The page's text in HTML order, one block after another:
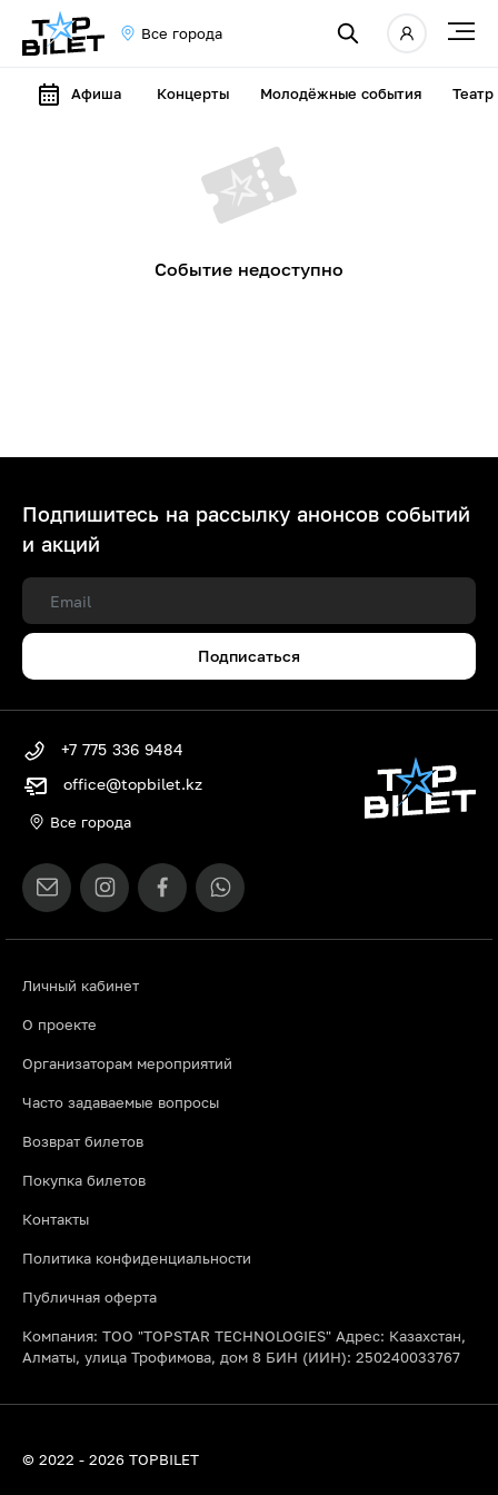
Все города
Афиша Концерты Молодёжные события Театр
Событие недоступно
Подпишитесь на рассылку анонсов событий
и акций
Подписаться
Личный кабинет
О проекте
Организаторам мероприятий
Часто задаваемые вопросы
Возврат билетов
Покупка билетов
Контакты
Политика конфиденциальности
Публичная оферта
Компания: ТОО "TOPSTAR TECHNOLOGIES" Адрес: Казахстан,
Алматы, улица Трофимова, дом 8 БИН (ИИН): 250240033767
+7 775 336 9484
office@topbilet.kz
Все города
© 2022 - 2026 TOPBILET